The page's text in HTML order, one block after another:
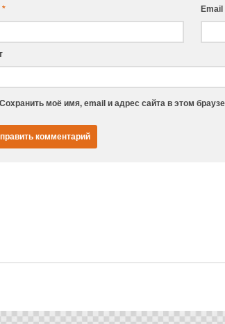
* Email
Сохранить моё имя, email и адрес сайта в этом